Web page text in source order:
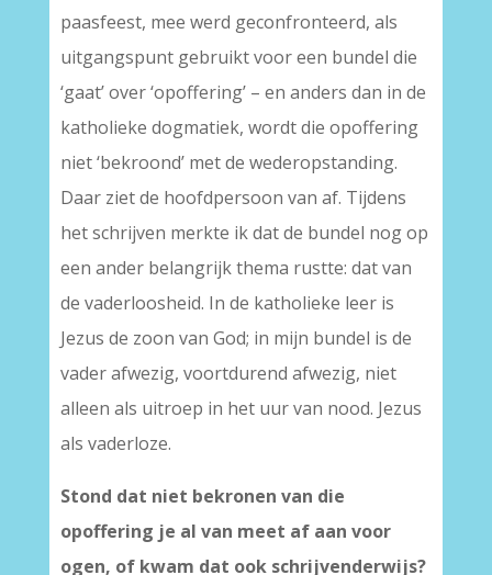
paasfeest, mee werd geconfronteerd, als
uitgangspunt gebruikt voor een bundel die
‘gaat’ over ‘opoffering’ – en anders dan in de
katholieke dogmatiek, wordt die opoffering
niet ‘bekroond’ met de wederopstanding.
Daar ziet de hoofdpersoon van af. Tijdens
het schrijven merkte ik dat de bundel nog op
een ander belangrijk thema rustte: dat van
de vaderloosheid. In de katholieke leer is
Jezus de zoon van God; in mijn bundel is de
vader afwezig, voortdurend afwezig, niet
alleen als uitroep in het uur van nood. Jezus
als vaderloze.
Stond dat niet bekronen van die
opoffering je al van meet af aan voor
ogen, of kwam dat ook schrijvenderwijs?